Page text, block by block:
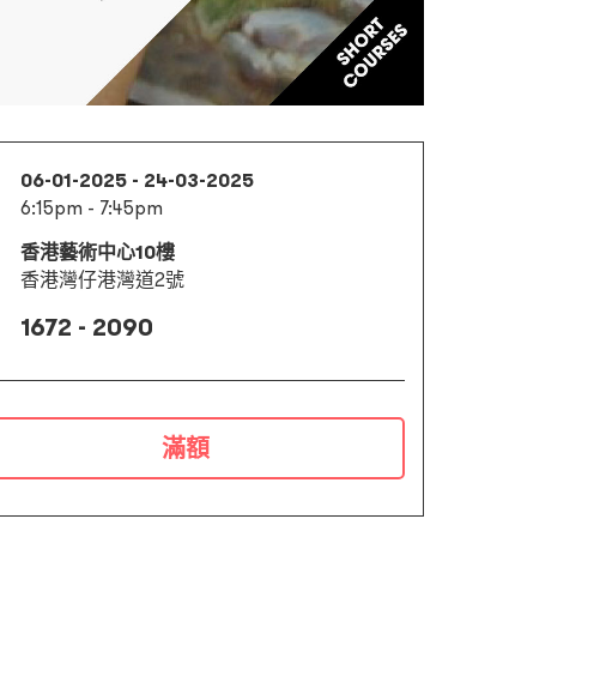
06-01-2025 - 24-03-2025
6:15pm - 7:45pm
香港藝術中心10樓
香港灣仔港灣道2號
1672 - 2090
滿額